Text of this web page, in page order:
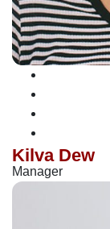
Kilva Dew
Manager